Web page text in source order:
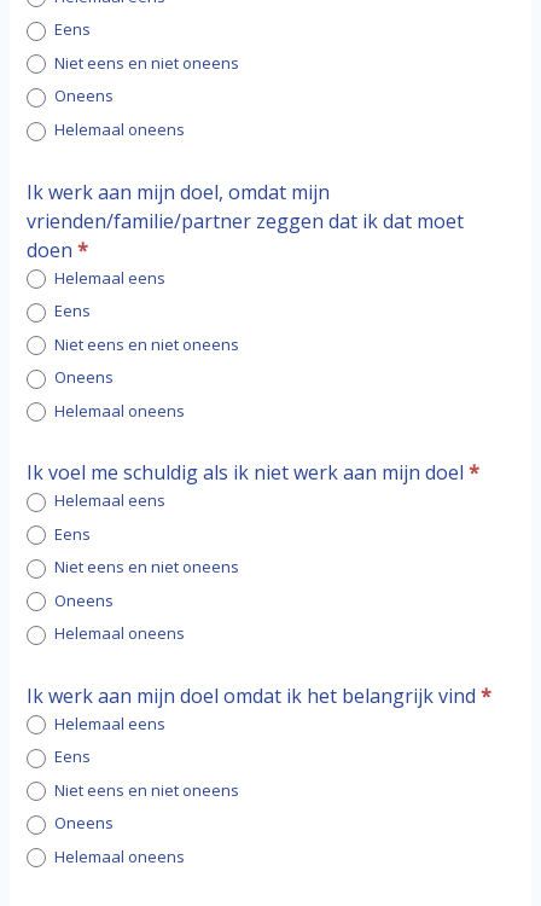
Eens
Niet eens en niet oneens
Oneens
Helemaal oneens
Ik werk aan mijn doel, omdat mijn
vrienden/familie/partner zeggen dat ik dat moet
doen*
Helemaal eens
Eens
Niet eens en niet oneens
Oneens
Helemaal oneens
Ik voel me schuldig als ik niet werk aan mijn doel*
Helemaal eens
Eens
Niet eens en niet oneens
Oneens
Helemaal oneens
Ik werk aan mijn doel omdat ik het belangrijk vind*
Helemaal eens
Eens
Niet eens en niet oneens
Oneens
Helemaal oneens